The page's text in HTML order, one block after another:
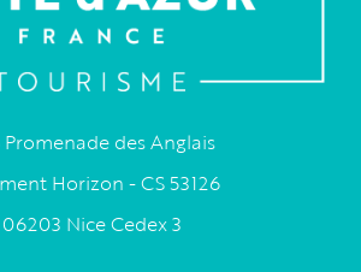
Promenade des Anglais
Horizon - CS 53126
06203 Nice Cedex 3